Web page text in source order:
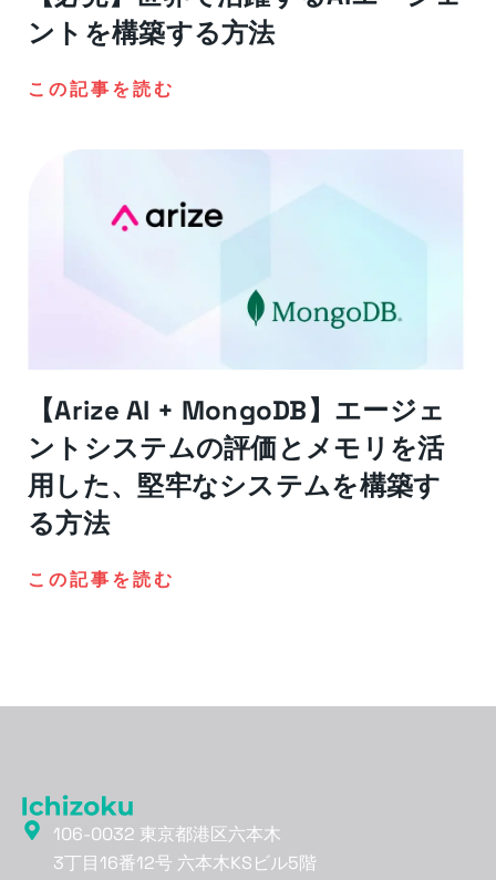
ントを構築する方法
この記事を読む
【Arize AI + MongoDB】エージェ
ントシステムの評価とメモリを活
用した、堅牢なシステムを構築す
る方法
この記事を読む
106-0032 東京都港区六本木
3丁目16番12号 六本木KSビル5階